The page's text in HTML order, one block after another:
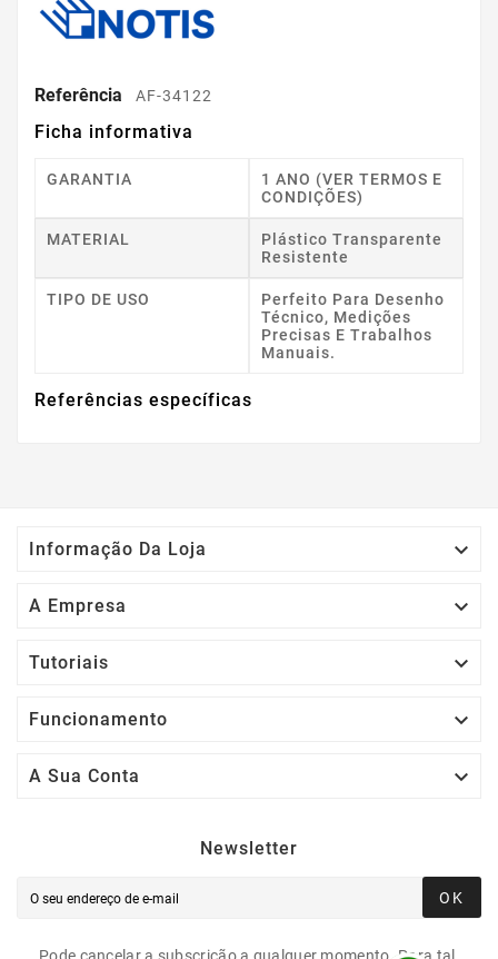
Referência AF-34122
Ficha informativa
GARANTIA
1 ANO (VER TERMOS E
CONDIÇÕES)
MATERIAL
Plástico Transparente
Resistente
TIPO DE USO
Perfeito Para Desenho
Técnico, Medições
Precisas E Trabalhos
Manuais.
Referências específicas
Informação Da Loja 
A Empresa 
Tutoriais 
Funcionamento 
A Sua Conta 
Newsletter
OK
Pode cancelar a subscrição a qualquer momento. Para tal,